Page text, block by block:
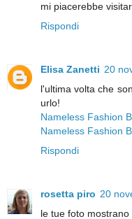
mi piacerebbe
Rispondi
Elisa Zanetti 20
l'ultima volta che
urlo!
Nameless Fashion
Nameless Fashion
Rispondi
rosetta piro 20
le tue foto